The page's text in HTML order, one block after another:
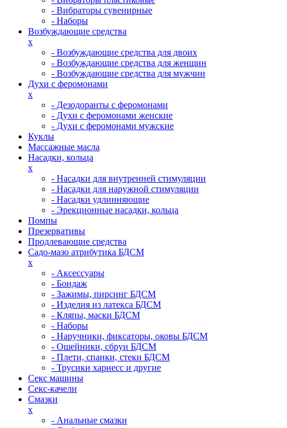
- Вибраторы сувенирные
- Наборы
Возбуждающие средства
x
- Возбуждающие средства для двоих
- Возбуждающие средства для женщин
- Возбуждающие средства для мужчин
Духи с феромонами
x
- Дезодоранты с феромонами
- Духи с феромонами женские
- Духи с феромонами мужские
Куклы
Массажные масла
Насадки, кольца
x
- Насадки для внутренней стимуляции
- Насадки для наружной стимуляции
- Насадки удлинняющие
- Эрекционные насадки, кольца
Помпы
Презервативы
Продлевающие средства
Садо-мазо атрибутика БДСМ
x
- Аксессуары
- Бондаж
- Зажимы, пирсинг БДСМ
- Изделия из латекса БДСМ
- Кляпы, маски БДСМ
- Наборы
- Наручники, фиксаторы, оковы БДСМ
- Ошейники, сбруи БДСМ
- Плети, спанки, стеки БДСМ
- Трусики харнесс и другие
Секс машины
Секс-качели
Смазки
x
- Анальные смазки